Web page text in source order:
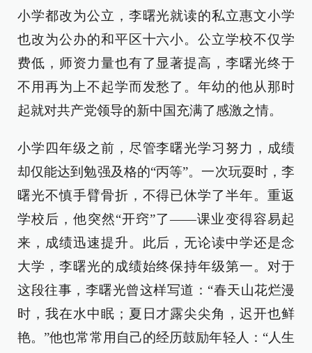
小学都改为公立，李曙光就读的私立惠文小学
也改为公办的和平区十六小。公立学校不仅学
费低，师资力量也有了显著提高，李曙光终于
不用再为上不起学而发愁了。年幼的他从那时
起就对共产党领导的新中国充满了感激之情。
小学四年级之前，尽管李曙光学习努力，成绩
却仅能达到勉强及格的“丙等”。一次玩耍时，李
曙光不慎手臂骨折，不得已休学了半年。重返
学校后，他突然“开窍”了——课业变得容易起
来，成绩迅速提升。此后，无论读中学还是念
大学，李曙光的成绩始终保持年级第一。对于
这段往事，李曙光曾这样写道：“春天山花烂漫
时，我在水中眠；夏日才露尖尖角，迟开也鲜
艳。”他也常常用自己的经历鼓励年轻人：“人生